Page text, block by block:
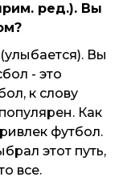
ред.). Вы
Вы
- это
к слову
Как
футбол.
этот путь,
все.